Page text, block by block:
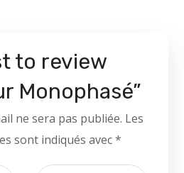
to review
Monophasé”
ne sera pas publiée. Les
sont indiqués avec*